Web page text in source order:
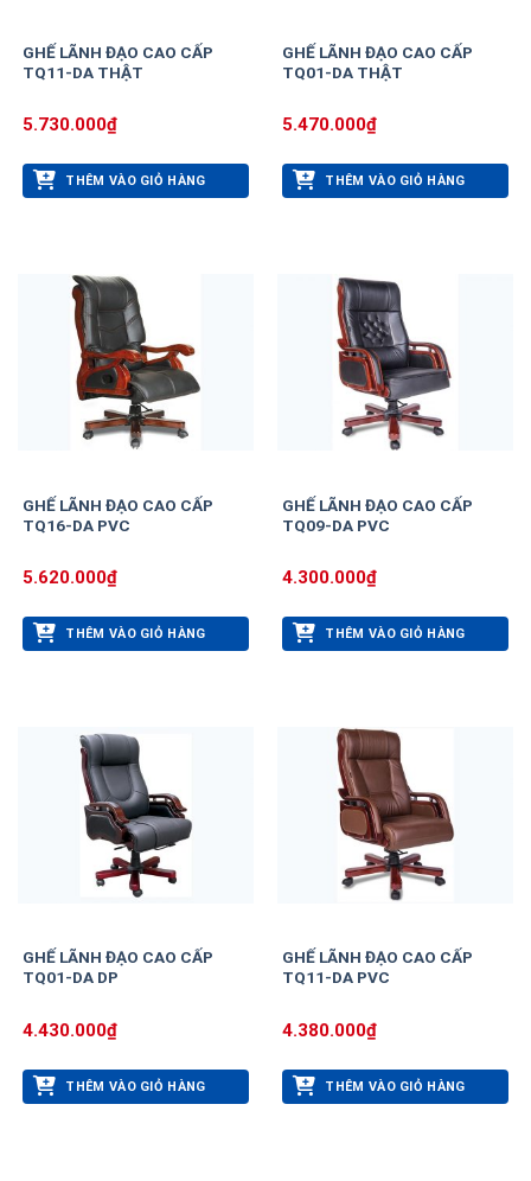
GHẾ LÃNH ĐẠO CAO CẤP
TQ11-DA THẬT
5.730.000₫
THÊM VÀO GIỎ HÀNG
GHẾ LÃNH ĐẠO CAO CẤP
TQ01-DA THẬT
5.470.000₫
THÊM VÀO GIỎ HÀNG
GHẾ LÃNH ĐẠO CAO CẤP
TQ16-DA PVC
5.620.000₫
THÊM VÀO GIỎ HÀNG
GHẾ LÃNH ĐẠO CAO CẤP
TQ09-DA PVC
4.300.000₫
THÊM VÀO GIỎ HÀNG
GHẾ LÃNH ĐẠO CAO CẤP
TQ01-DA DP
4.430.000₫
THÊM VÀO GIỎ HÀNG
GHẾ LÃNH ĐẠO CAO CẤP
TQ11-DA PVC
4.380.000₫
THÊM VÀO GIỎ HÀNG